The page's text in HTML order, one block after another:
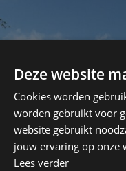
Deze website
Cookies worden
worden gebruikt voor
website gebruikt
jouw ervaring op onze
Lees verder